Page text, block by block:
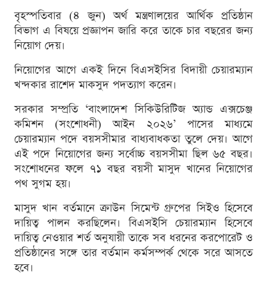
বৃহস্পতিবার (৪ জুন) অর্থ মন্ত্রণালয়ের আর্থিক প্রতিষ্ঠান
বিভাগ এ বিষয়ে প্রজ্ঞাপন জারি করে তাকে চার বছরের জন্য
নিয়োগ দেয়।
নিয়োগের আগে একই দিনে বিএসইসির বিদায়ী চেয়ারম্যান
খন্দকার রাশেদ মাকসুদ পদত্যাগ করেন।
সরকার সম্প্রতি ‘বাংলাদেশ সিকিউরিটিজ অ্যান্ড এক্সচেঞ্জ
কমিশন (সংশোধনী) আইন ২০২৬’ পাসের মাধ্যমে
চেয়ারম্যান পদে বয়সসীমার বাধ্যবাধকতা তুলে দেয়। আগে
এই পদে নিয়োগের জন্য সর্বোচ্চ বয়সসীমা ছিল ৬৫ বছর।
সংশোধনের ফলে ৭১ বছর বয়সী মাসুদ খানের নিয়োগের
পথ সুগম হয়।
মাসুদ খান বর্তমানে ক্রাউন সিমেন্ট গ্রুপের সিইও হিসেবে
দায়িত্ব পালন করছিলেন। বিএসইসি চেয়ারম্যান হিসেবে
দায়িত্ব নেওয়ার শর্ত অনুযায়ী তাকে সব ধরনের করপোরেট ও
প্রতিষ্ঠানের সঙ্গে তার বর্তমান কর্মসম্পর্ক থেকে সরে আসতে
হবে।